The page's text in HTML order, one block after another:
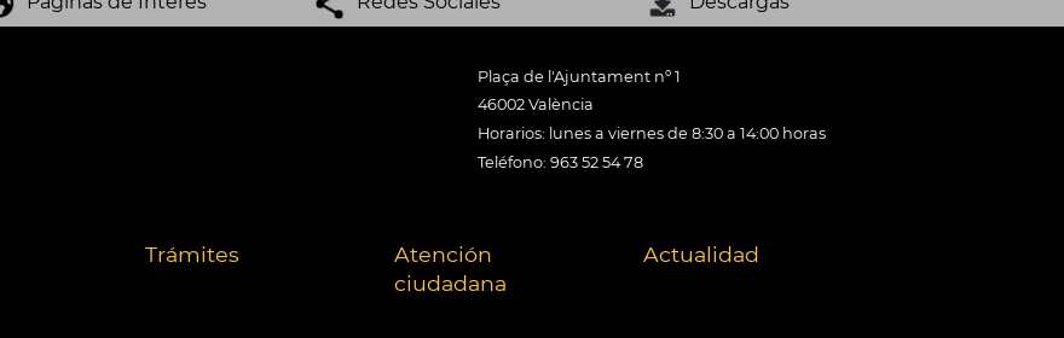
Plaça de l'Ajuntament nº 1
46002 València
Horarios: lunes a viernes de 8:30 a 14:00 horas
Teléfono: 963 52 54 78
Trámites
Atención
ciudadana
Actualidad